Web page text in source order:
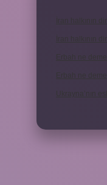
Erbah ne demek
Erbah ne demek